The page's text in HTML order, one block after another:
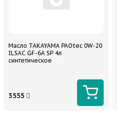
Масло TAKAYAMA PAOtec 0W-20
ILSAC GF-6A SP 4л
синтетическое
3555